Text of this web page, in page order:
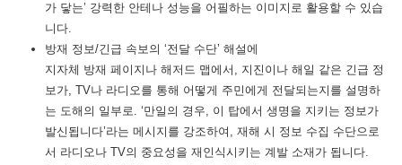
가 닿는’ 강력한 안테나 성능을 어필하는 이미지로 활용할 수 있습
니다.
방재 정보/긴급 속보의 ‘전달 수단’ 해설에
지자체 방재 페이지나 해저드 맵에서, 지진이나 해일 같은 긴급 정
보가, TV나 라디오를 통해 어떻게 주민에게 전달되는지를 설명하
는 도해의 일부로. ‘만일의 경우, 이 탑에서 생명을 지키는 정보가
발신됩니다’라는 메시지를 강조하여, 재해 시 정보 수집 수단으로
서 라디오나 TV의 중요성을 재인식시키는 계발 소재가 됩니다.